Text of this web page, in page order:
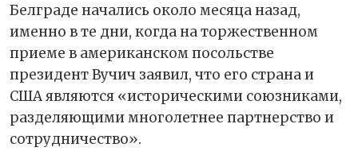
Белграде начались около месяца назад,
именно в те дни, когда на торжественном
приеме в американском посольстве
президент Вучич заявил, что его страна и
США являются «историческими союзниками,
разделяющими многолетнее партнерство и
сотрудничество».